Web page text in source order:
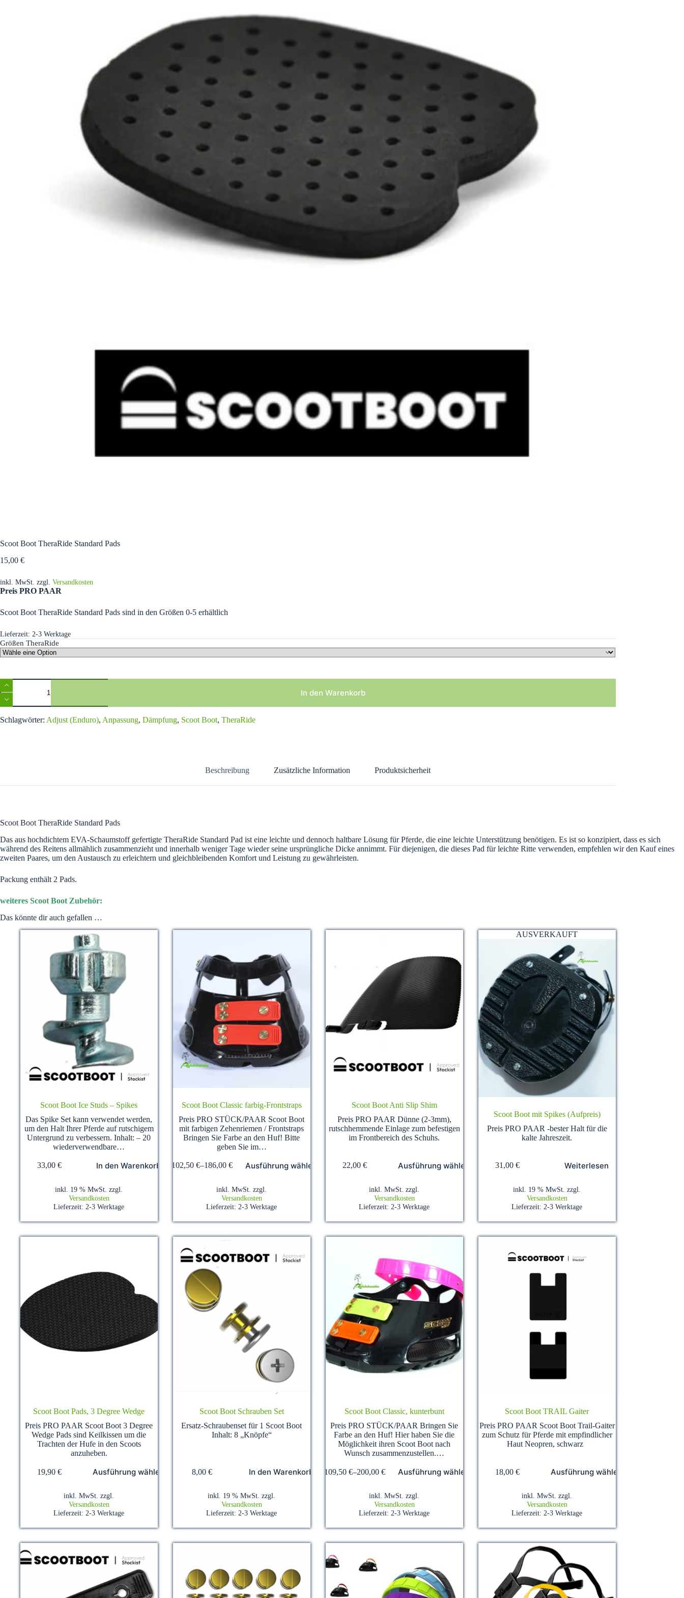
Scoot Boot TheraRide Standard Pads
15,00 €
inkl. MwSt. zzgl. Versandkosten
Preis PRO PAAR
Scoot Boot TheraRide Standard Pads sind in den Größen 0-5 erhältlich
Lieferzeit: 2-3 Werktage
Größen TheraRide
Scoot
Boot
TheraRide
Standard
Pads
Menge
In den Warenkorb
l
i
Schlagwörter: Adjust (Enduro), Anpassung, Dämpfung, Scoot Boot, TheraRide
Beschreibung Zusätzliche Information Produktsicherheit
Scoot Boot TheraRide Standard Pads
Das aus hochdichtem EVA-Schaumstoff gefertigte TheraRide Standard Pad ist eine leichte und dennoch haltbare Lösung für Pferde, die eine leichte Unterstützung benötigen. Es ist so konzipiert, dass es sich
während des Reitens allmählich zusammenzieht und innerhalb weniger Tage wieder seine ursprüngliche Dicke annimmt. Für diejenigen, die dieses Pad für leichte Ritte verwenden, empfehlen wir den Kauf eines
zweiten Paares, um den Austausch zu erleichtern und gleichbleibenden Komfort und Leistung zu gewährleisten.
Packung enthält 2 Pads.
weiteres Scoot Boot Zubehör:
Das könnte dir auch gefallen …
Scoot Boot Ice Studs – Spikes
Das Spike Set kann verwendet werden,
um den Halt Ihrer Pferde auf rutschigem
Untergrund zu verbessern. Inhalt: – 20
wiederverwendbare…
33,00€ In den Warenkorb
inkl. 19 % MwSt. zzgl.
Versandkosten
Lieferzeit: 2-3 Werktage
Scoot Boot Classic farbig-Frontstraps
Preis PRO STÜCK/PAAR Scoot Boot
mit farbigen Zehenriemen / Frontstraps
Bringen Sie Farbe an den Huf! Bitte
geben Sie im…
102,50€–186,00€ Ausführung wählen
Produkt
Optionen
Produktseite
werden
inkl. MwSt. zzgl.
Versandkosten
Lieferzeit: 2-3 Werktage
Scoot Boot Anti Slip Shim
Preis PRO PAAR Dünne (2-3mm),
rutschhemmende Einlage zum befestigen
im Frontbereich des Schuhs.
22,00€ Ausführung wählen
Produkt
Optionen
inkl. MwSt. zzgl.
Versandkosten
Lieferzeit: 2-3 Werktage
AUSVERKAUFT
Scoot Boot mit Spikes (Aufpreis)
Preis PRO PAAR -bester Halt für die
kalte Jahreszeit.
31,00€ Weiterlesen
inkl. 19 % MwSt. zzgl.
Versandkosten
Lieferzeit: 2-3 Werktage
Scoot Boot Pads, 3 Degree Wedge
Preis PRO PAAR Scoot Boot 3 Degree
Wedge Pads sind Keilkissen um die
Trachten der Hufe in den Scoots
anzuheben.
19,90€ Ausführung wählen
Optionen
der
Produktseite
inkl. MwSt. zzgl.
Versandkosten
Lieferzeit:2-3 Werktage
Scoot Boot Schrauben Set
Ersatz-Schraubenset für 1 Scoot Boot
Inhalt: 8 „Knöpfe“
8,00€ In den Warenkorb
inkl. 19 % MwSt. zzgl.
Versandkosten
Lieferzeit:2-3 Werktage
Scoot Boot Classic, kunterbunt
Preis PRO STÜCK/PAAR Bringen Sie
Farbe an den Huf! Hier haben Sie die
Möglichkeit ihren Scoot Boot nach
Wunsch zusammenzustellen.…
109,50€–200,00€ Ausführung wählen
Produkt
Optionen
der
Produktseite
werden
inkl. MwSt. zzgl.
Versandkosten
Lieferzeit:2-3 Werktage
Scoot Boot TRAIL Gaiter
Preis PRO PAAR Scoot Boot Trail-Gaiter
zum Schutz für Pferde mit empfindlicher
Haut Neopren, schwarz
18,00€ Ausführung wählen
Optionen
inkl. MwSt. zzgl.
Versandkosten
Lieferzeit:2-3 Werktage